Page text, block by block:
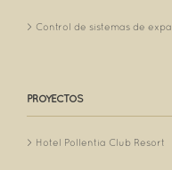
Control de sistemas de
PROYECTOS
Hotel Pollentia Club Resort